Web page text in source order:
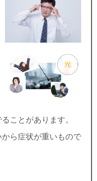
ことがあります。
ら症状が重いもので